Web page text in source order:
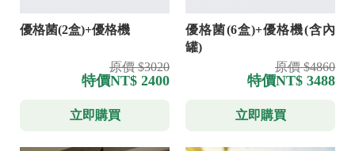
優格菌(2盒)+優格機
原價 $3020
特價NT$ 2400
立即購買
優格菌(6盒)+優格機(含內
罐)
原價 $4860
特價NT$ 3488
立即購買